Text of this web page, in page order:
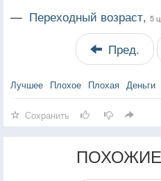
— Переходный возраст, 5
Пред.
Лучшее Плохое Плохая Деньги
Сохранить